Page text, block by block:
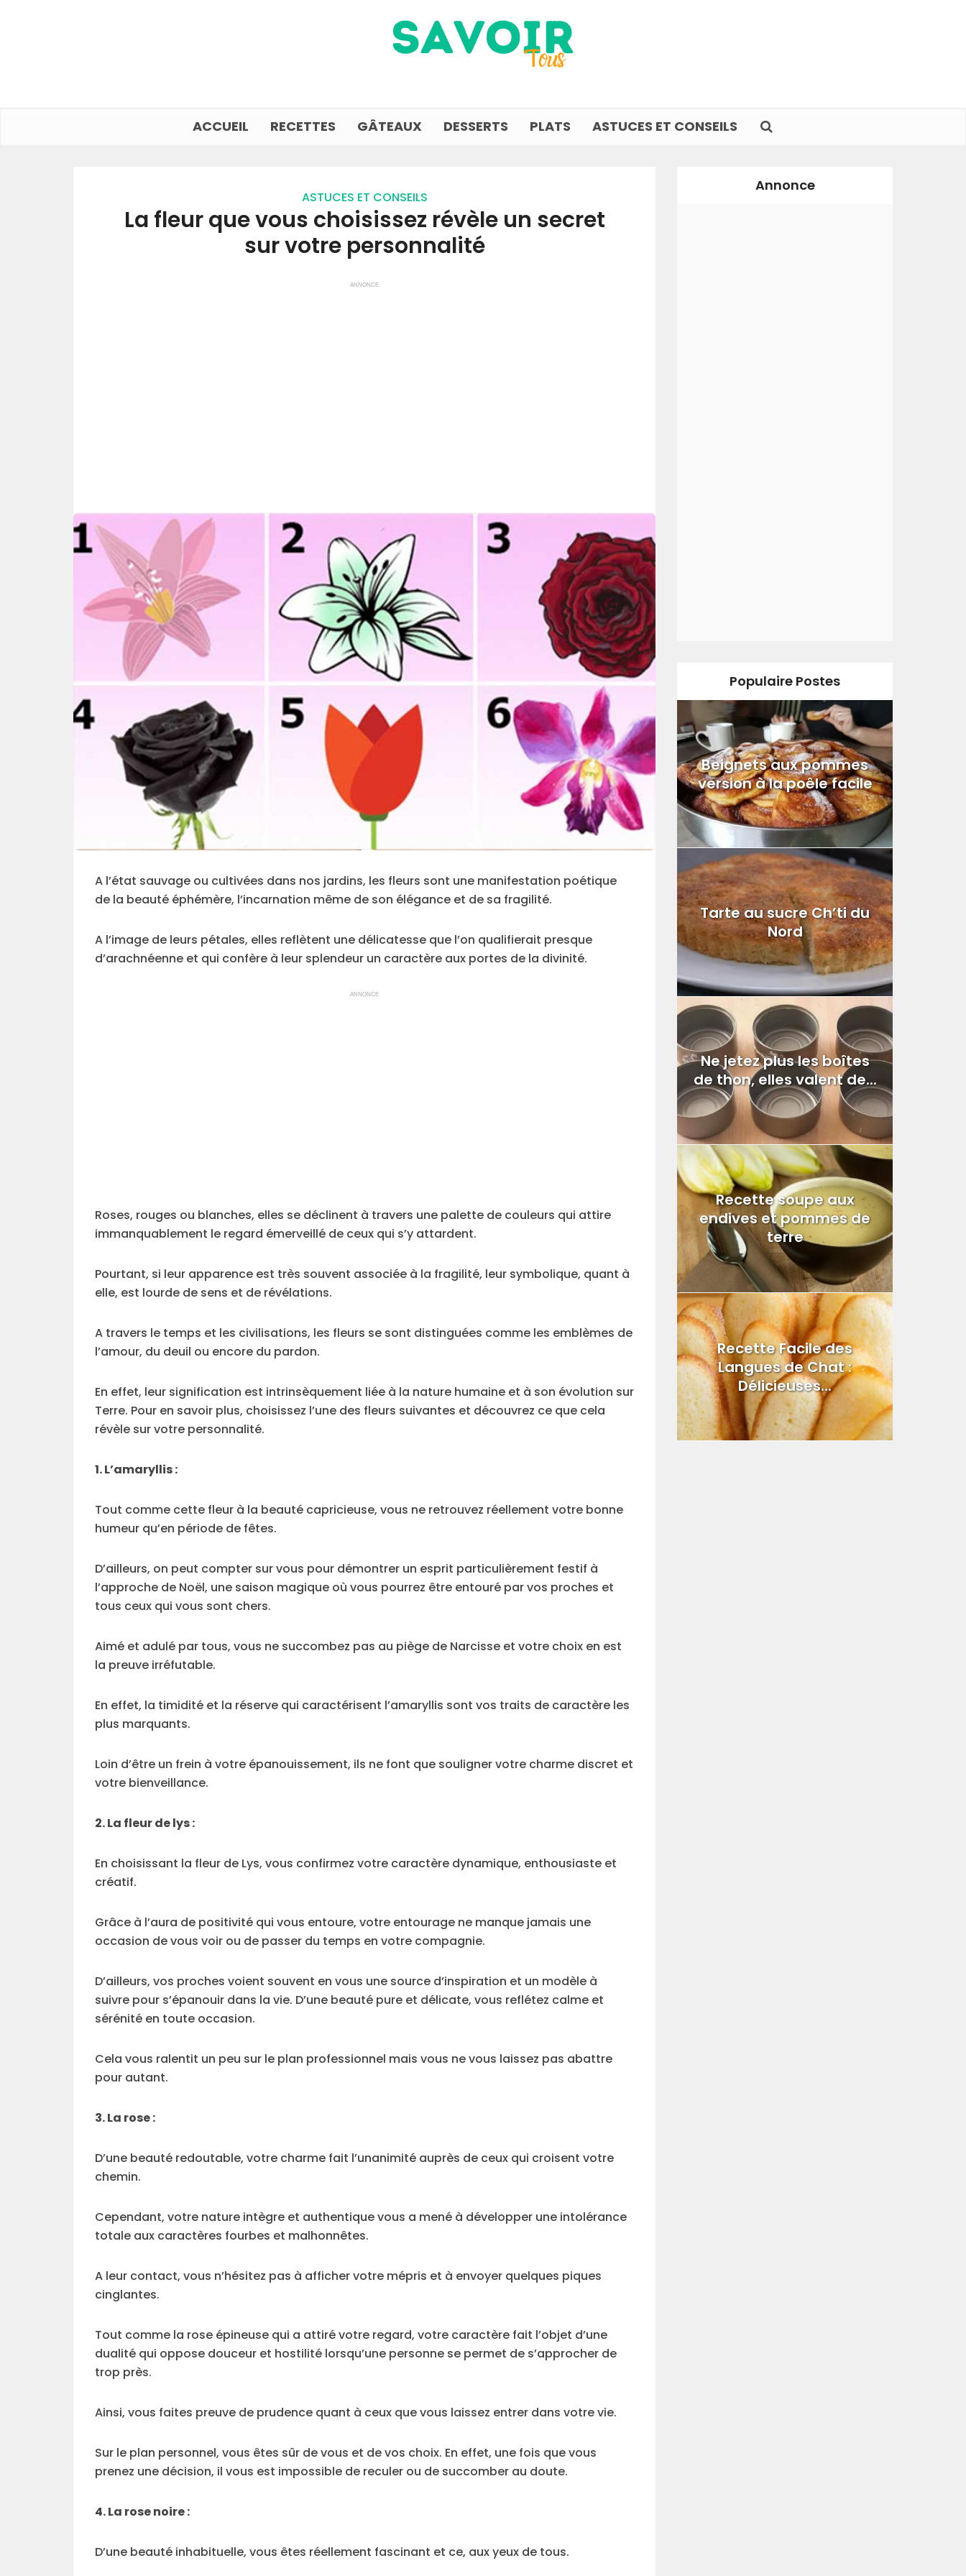
ACCUEIL RECETTES GÂTEAUX DESSERTS PLATS ASTUCES ET CONSEILS
ASTUCES ET CONSEILS
La fleur que vous choisissez révèle un secret
sur votre personnalité
ANNONCE
A l’état sauvage ou cultivées dans nos jardins, les fleurs sont une manifestation poétique
de la beauté éphémère, l’incarnation même de son élégance et de sa fragilité.
A l’image de leurs pétales, elles reflètent une délicatesse que l’on qualifierait presque
d’arachnéenne et qui confère à leur splendeur un caractère aux portes de la divinité.
ANNONCE
Roses, rouges ou blanches, elles se déclinent à travers une palette de couleurs qui attire
immanquablement le regard émerveillé de ceux qui s’y attardent.
Pourtant, si leur apparence est très souvent associée à la fragilité, leur symbolique, quant à
elle, est lourde de sens et de révélations.
A travers le temps et les civilisations, les fleurs se sont distinguées comme les emblèmes de
l’amour, du deuil ou encore du pardon.
En effet, leur signification est intrinsèquement liée à la nature humaine et à son évolution sur
Terre. Pour en savoir plus, choisissez l’une des fleurs suivantes et découvrez ce que cela
révèle sur votre personnalité.
1. L’amaryllis :
Tout comme cette fleur à la beauté capricieuse, vous ne retrouvez réellement votre bonne
humeur qu’en période de fêtes.
D’ailleurs, on peut compter sur vous pour démontrer un esprit particulièrement festif à
l’approche de Noël, une saison magique où vous pourrez être entouré par vos proches et
tous ceux qui vous sont chers.
Aimé et adulé par tous, vous ne succombez pas au piège de Narcisse et votre choix en est
la preuve irréfutable.
En effet, la timidité et la réserve qui caractérisent l’amaryllis sont vos traits de caractère les
plus marquants.
Loin d’être un frein à votre épanouissement, ils ne font que souligner votre charme discret et
votre bienveillance.
2. La fleur de lys :
En choisissant la fleur de Lys, vous confirmez votre caractère dynamique, enthousiaste et
créatif.
Grâce à l’aura de positivité qui vous entoure, votre entourage ne manque jamais une
occasion de vous voir ou de passer du temps en votre compagnie.
D’ailleurs, vos proches voient souvent en vous une source d’inspiration et un modèle à
suivre pour s’épanouir dans la vie. D’une beauté pure et délicate, vous reflétez calme et
sérénité en toute occasion.
Cela vous ralentit un peu sur le plan professionnel mais vous ne vous laissez pas abattre
pour autant.
3. La rose :
D’une beauté redoutable, votre charme fait l’unanimité auprès de ceux qui croisent votre
chemin.
Cependant, votre nature intègre et authentique vous a mené à développer une intolérance
totale aux caractères fourbes et malhonnêtes.
A leur contact, vous n’hésitez pas à afficher votre mépris et à envoyer quelques piques
cinglantes.
Tout comme la rose épineuse qui a attiré votre regard, votre caractère fait l’objet d’une
dualité qui oppose douceur et hostilité lorsqu’une personne se permet de s’approcher de
trop près.
Ainsi, vous faites preuve de prudence quant à ceux que vous laissez entrer dans votre vie.
Sur le plan personnel, vous êtes sûr de vous et de vos choix. En effet, une fois que vous
prenez une décision, il vous est impossible de reculer ou de succomber au doute.
4. La rose noire :
D’une beauté inhabituelle, vous êtes réellement fascinant et ce, aux yeux de tous.
Annonce
Populaire Postes
Beignets aux pommes
version à la poêle facile
Tarte au sucre Ch’ti du
Nord
Ne jetez plus les boîtes
de thon, elles valent de...
Recette soupe aux
endives et pommes de
terre
Recette Facile des
Langues de Chat :
Délicieuses...